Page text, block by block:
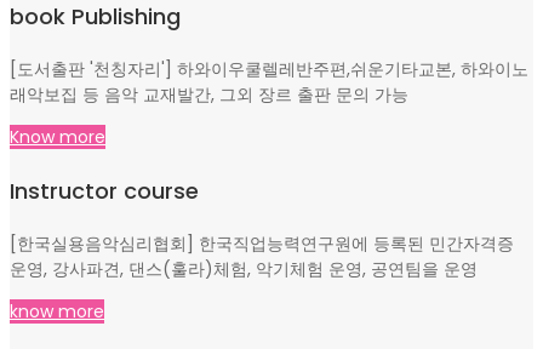
book Publishing
[도서출판 '천칭자리'] 하와이우쿨렐레반주편,쉬운기타교본, 하와이노
래악보집 등 음악 교재발간, 그외 장르 출판 문의 가능
Know more
Instructor course
[한국실용음악심리협회] 한국직업능력연구원에 등록된 민간자격증
운영, 강사파견, 댄스(훌라)체험, 악기체험 운영, 공연팀을 운영
know more